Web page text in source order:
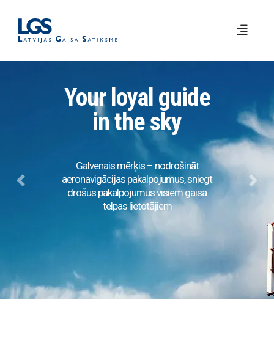
Your loyal guide
in the sky
Galvenais mērķis – nodrošināt
aeronavigācijas pakalpojumus, sniegt
drošus pakalpojumus visiem gaisa
telpas lietotājiem
Previous Next